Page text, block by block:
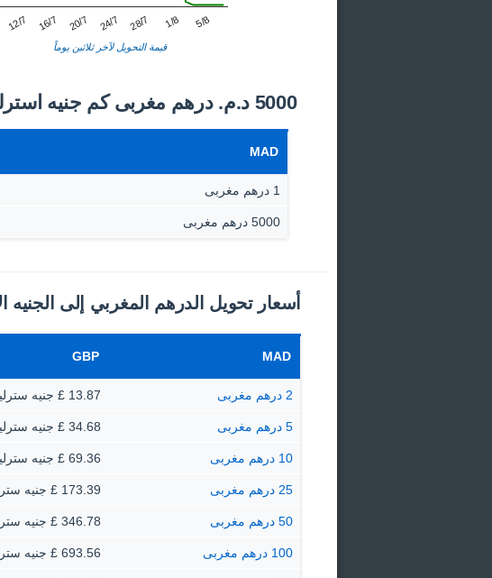
12/7 16/7 20/7 24/7 28/7 1/8 5/8
قيمة التحويل لآخر ثلاثين يوماً
5000 د.م.‏ درهم مغربى كم جنيه استرليني اليوم؟
MAD
1 درهم مغربى
5000 درهم مغربى
أسعار تحويل الدرهم المغربي إلى الجنيه
MAD
GBP
2 درهم مغربى 13.87 £ جنيه سترليني
5 درهم مغربى 34.68 £ جنيه سترليني
10 درهم مغربى 69.36 £ جنيه سترليني
25 درهم مغربى 173.39 £ جنيه سترليني
50 درهم مغربى 346.78 £ جنيه سترليني
100 درهم مغربى 693.56 £ جنيه سترليني